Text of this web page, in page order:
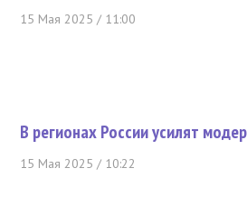
15 Мая 2025 / 11:00
В регионах России усилят
15 Мая 2025 / 10:22